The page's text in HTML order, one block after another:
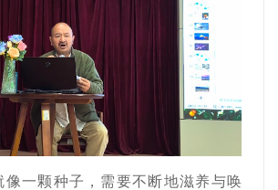
像一颗种子，需要不断地滋养与唤